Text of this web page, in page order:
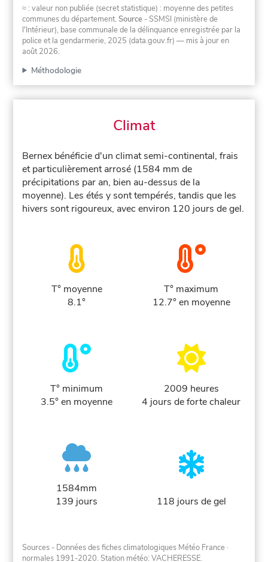
≈ : valeur non publiée (secret statistique) : moyenne des petites
communes du département.Source - SSMSI (ministère de
l'Intérieur), base communale de la délinquance enregistrée par la
police et la gendarmerie, 2025 (data.gouv.fr) — mis à jour en
août 2026.
Méthodologie
Climat
Bernex bénéficie d'un climat semi-continental, frais
et particulièrement arrosé (1584 mm de
précipitations par an, bien au-dessus de la
moyenne). Les étés y sont tempérés, tandis que les
hivers sont rigoureux, avec environ 120 jours de gel.
T° moyenne
8.1°
T° maximum
12.7° en moyenne
T° minimum
3.5° en moyenne
2009 heures
4 jours de forte chaleur
1584mm
139 jours
118 jours de gel
Sources - Données des fiches climatologiques Météo France ·
normales 1991-2020. Station météo: VACHERESSE.